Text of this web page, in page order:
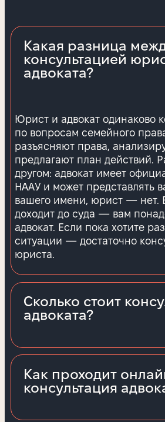
Какая разница
консультацией
адвоката?
Юрист и адвокат одинаково
по вопросам семейного
разъясняют права,
предлагают план действий.
другом: адвокат имеет
НААУ и может представлять
вашего имени, юрист — нет.
доходит до суда — вам
адвокат. Если пока хотите
ситуации — достаточно
юриста.
Сколько стоит
адвоката?
Как проходит
консультация